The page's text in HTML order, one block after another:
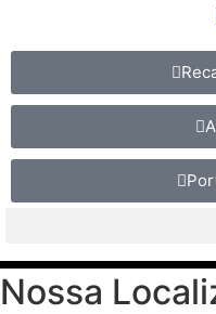
Nossa